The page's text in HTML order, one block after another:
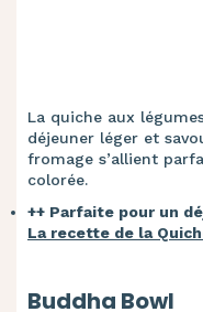
La quiche aux
déjeuner léger et
fromage s’allient
colorée.
++ Parfaite pour un
La recette de la
Buddha Bowl